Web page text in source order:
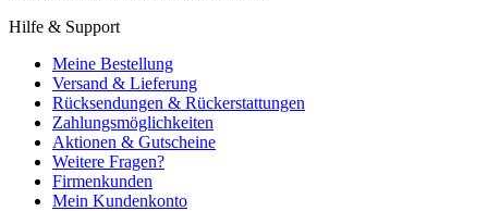
Hilfe & Support
Meine Bestellung
Versand & Lieferung
Rücksendungen & Rückerstattungen
Zahlungsmöglichkeiten
Aktionen & Gutscheine
Weitere Fragen?
Firmenkunden
Mein Kundenkonto